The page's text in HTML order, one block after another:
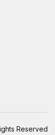
Reserved